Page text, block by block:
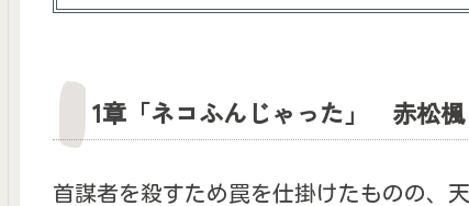
1章「ネコふんじゃった」 赤松楓
首謀者を殺すため罠を仕掛けたものの、